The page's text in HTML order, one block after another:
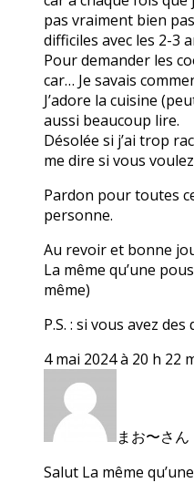
pas vraiment bien
difficiles avec les 2-3
Pour demander les
car… Je savais
J’adore la cuisine
aussi beaucoup lire.
Désolée si j’ai trop
me dire si vous
Pardon pour toutes
personne.
Au revoir et bonne
La même qu’une
même)
P.S. : si vous avez
4 mai 2024 à 20 h 22
まお〜さん
Salut La même